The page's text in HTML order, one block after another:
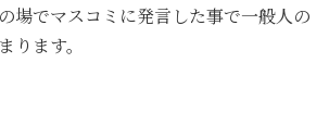
場でマスコミに発言した事で一般人の
ります。